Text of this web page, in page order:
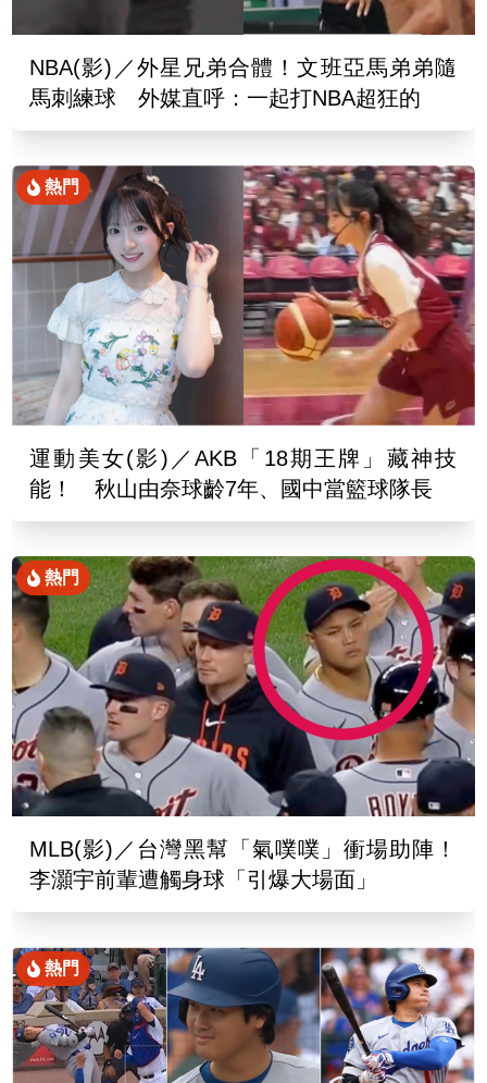
NBA(影)／外星兄弟合體！文班亞馬弟弟隨
馬刺練球 外媒直呼：一起打NBA超狂的
熱門
運動美女(影)／AKB「18期王牌」藏神技
能！ 秋山由奈球齡7年、國中當籃球隊長
熱門
MLB(影)／台灣黑幫「氣噗噗」衝場助陣！
李灝宇前輩遭觸身球「引爆大場面」
熱門